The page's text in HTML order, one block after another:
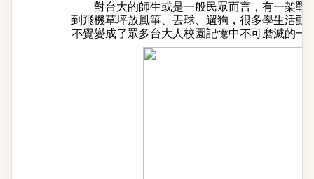
對台大的師生或是一般民眾而言，有一架戰
到飛機草坪放風箏、丟球、遛狗，很多學生活
不覺變成了眾多台大人校園記憶中不可磨滅的一